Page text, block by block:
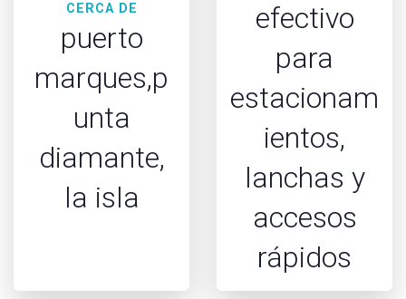
CERCA DE
puerto
marques,p
unta
diamante,
la isla
efectivo
para
estacionam
ientos,
lanchas y
accesos
rápidos